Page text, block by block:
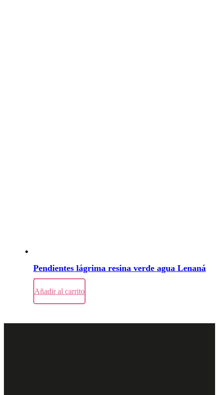
Pendientes lágrima resina verde agua Lenaná
56,00€
Añadir al carrito